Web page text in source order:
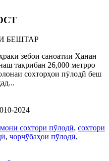
БЕШТАР
зебои саноатии Ҳанан
тақрибан 26,000 метрро
сохторҳои пӯлодӣ беш
2024
сохтори пӯлодӣ, сохтори
, чорчӯбаҳои пӯлодӣ,